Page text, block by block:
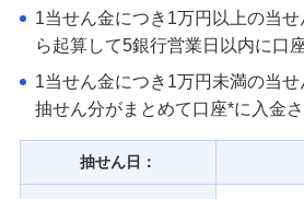
1当せん金につき1万円以上の当
ら起算して5銀行営業日以内に口
1当せん金につき1万円未満の当
抽せん分がまとめて口座*に入金
抽せん日：